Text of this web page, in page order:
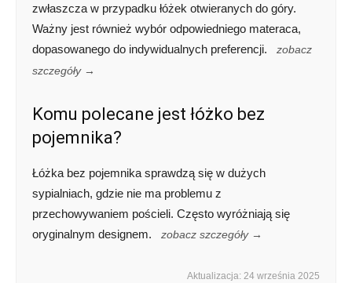
zwłaszcza w przypadku łóżek otwieranych do góry.
Ważny jest również wybór odpowiedniego materaca,
dopasowanego do indywidualnych preferencji.
zobacz
szczegóły →
Komu polecane jest łóżko bez
pojemnika?
Łóżka bez pojemnika sprawdzą się w dużych
sypialniach, gdzie nie ma problemu z
przechowywaniem pościeli. Często wyróżniają się
oryginalnym designem.
zobacz szczegóły →
Aktualizacja: 24 września 2025